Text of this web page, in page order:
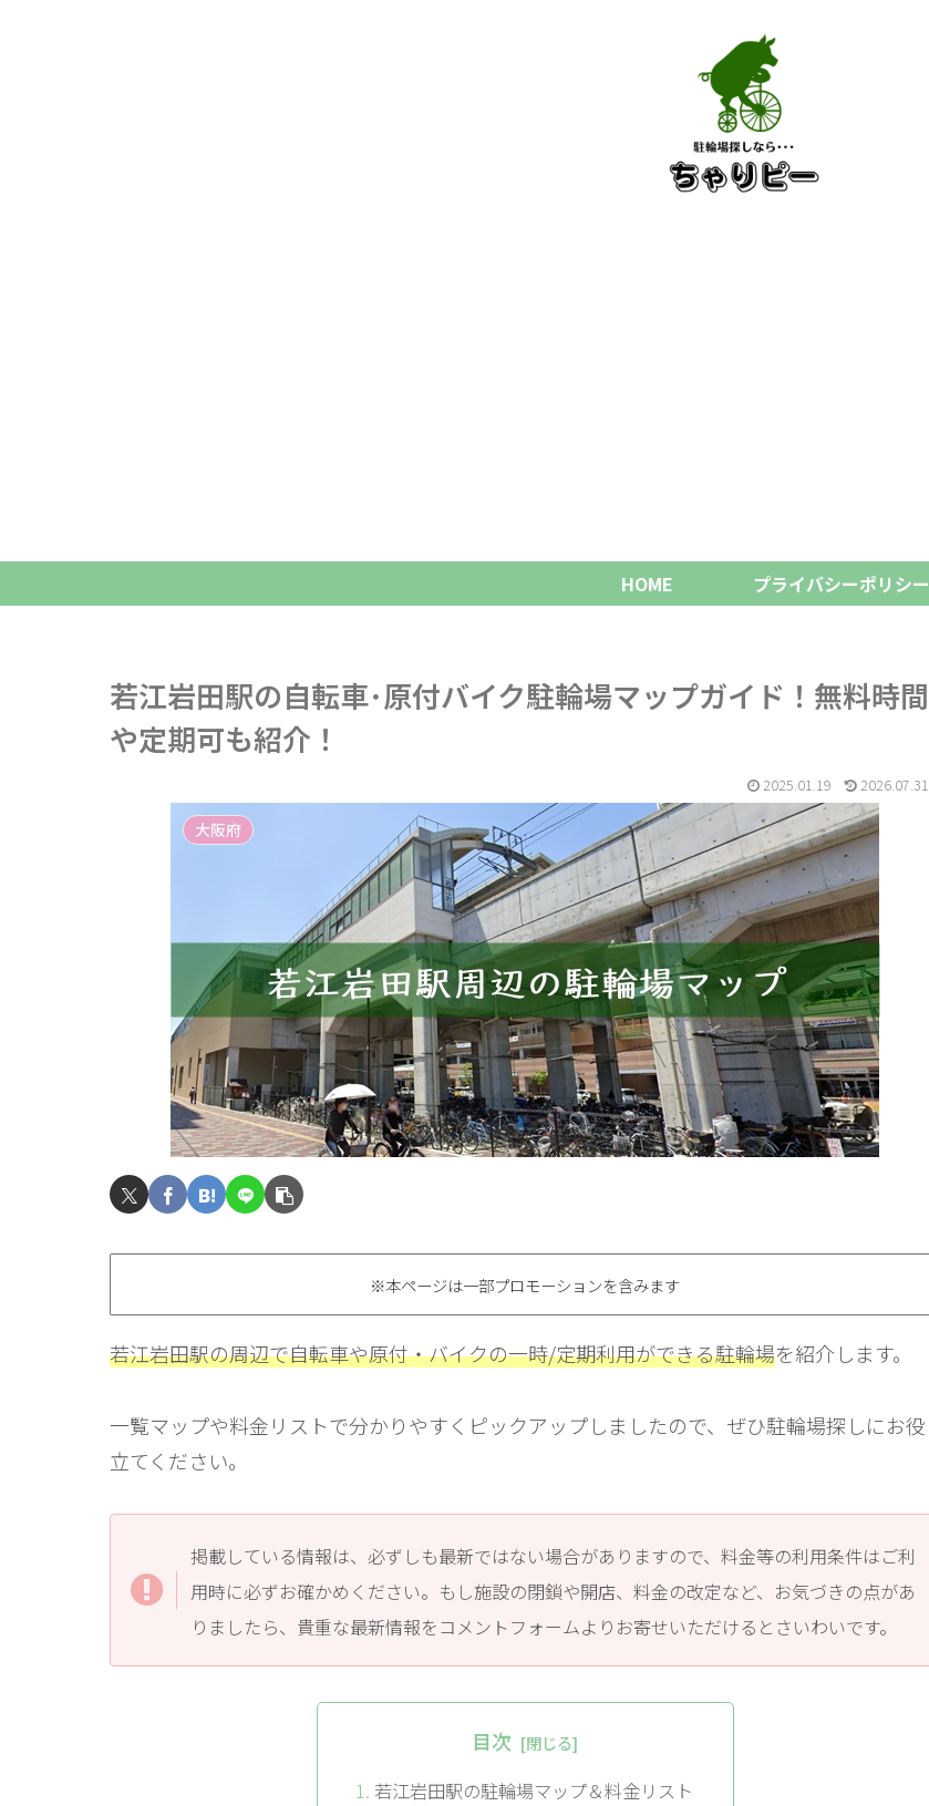
HOME プライバシーポリシー
若江岩田駅の自転車･原付バイク駐輪場マップガイド！無料時間
や定期可も紹介！
2025.01.19 2026.07.31
大阪府
※本ページは一部プロモーションを含みます
若江岩田駅の周辺で自転車や原付・バイクの一時/定期利用ができる駐輪場を紹介します。
一覧マップや料金リストで分かりやすくピックアップしましたので、ぜひ駐輪場探しにお役
立てください。
掲載している情報は、必ずしも最新ではない場合がありますので、料金等の利用条件はご利
用時に必ずお確かめください。もし施設の閉鎖や開店、料金の改定など、お気づきの点があ
りましたら、貴重な最新情報をコメントフォームよりお寄せいただけるとさいわいです。
目次
若江岩田駅の駐輪場マップ＆料金リスト